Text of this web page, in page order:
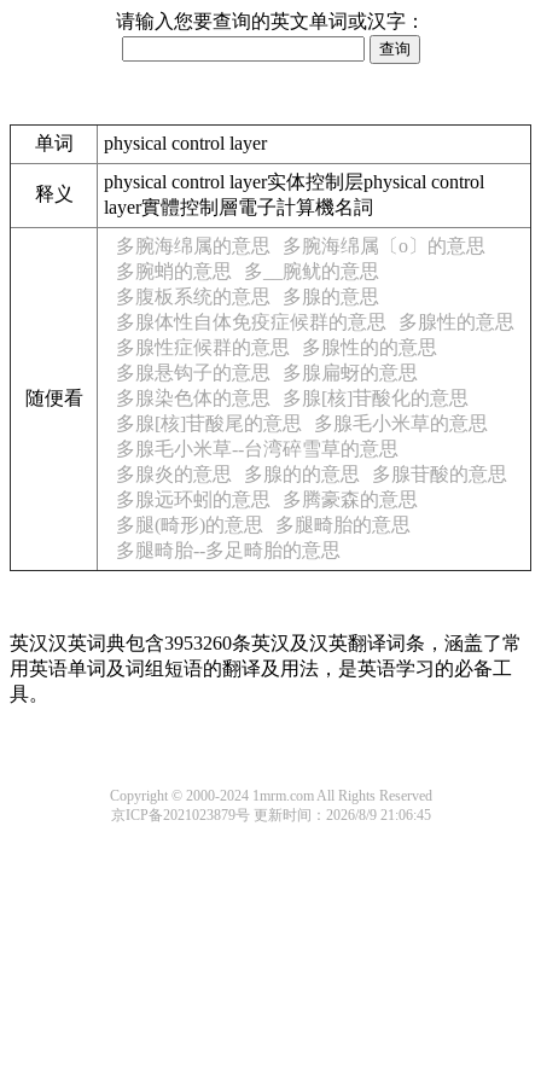
请输入您要查询的英文单词或汉字：
单词 physical control layer
释义
physical control layer实体控制层physical control
layer實體控制層電子計算機名詞
随便看
多腕海绵属的意思
多腕海绵属〔o〕的意思
多腕蛸的意思
多__腕鱿的意思
多腹板系统的意思
多腺的意思
多腺体性自体免疫症候群的意思
多腺性的意思
多腺性症候群的意思
多腺性的的意思
多腺悬钩子的意思
多腺扁蚜的意思
多腺染色体的意思
多腺[核]苷酸化的意思
多腺[核]苷酸尾的意思
多腺毛小米草的意思
多腺毛小米草--台湾碎雪草的意思
多腺炎的意思
多腺的的意思
多腺苷酸的意思
多腺远环蚓的意思
多腾豪森的意思
多腿(畸形)的意思
多腿畸胎的意思
多腿畸胎--多足畸胎的意思
英汉汉英词典包含3953260条英汉及汉英翻译词条，涵盖了常
用英语单词及词组短语的翻译及用法，是英语学习的必备工
具。
Copyright © 2000-2024 1mrm.com All Rights Reserved
京ICP备2021023879号 更新时间：2026/8/9 21:06:45